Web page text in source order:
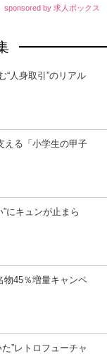
sponsored by 求人ボックス
“人身取引”のリアル
える「小学生の甲子
にキュンが止まら
物45％増量キャンペ
”レトロフューチャ